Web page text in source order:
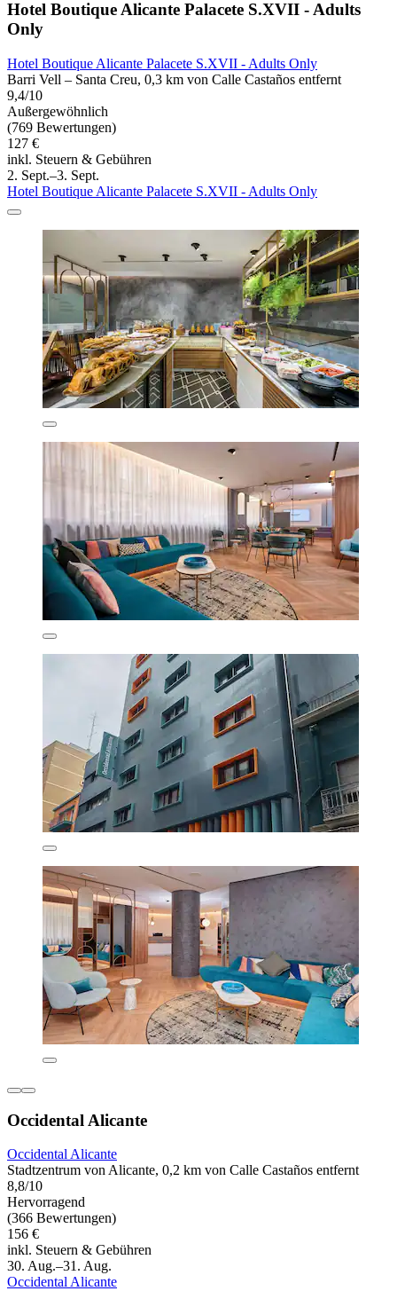
Hotel Boutique Alicante Palacete S.XVII - Adults
Only
Hotel Boutique Alicante Palacete S.XVII - Adults Only
Barri Vell – Santa Creu, 0,3 km von Calle Castaños entfernt
9,4/10
Außergewöhnlich
(769 Bewertungen)
127 €
inkl. Steuern & Gebühren
2. Sept.–3. Sept.
Hotel Boutique Alicante Palacete S.XVII - Adults Only
Occidental Alicante
Occidental Alicante
Stadtzentrum von Alicante, 0,2 km von Calle Castaños entfernt
8,8/10
Hervorragend
(366 Bewertungen)
156 €
inkl. Steuern & Gebühren
30. Aug.–31. Aug.
Occidental Alicante